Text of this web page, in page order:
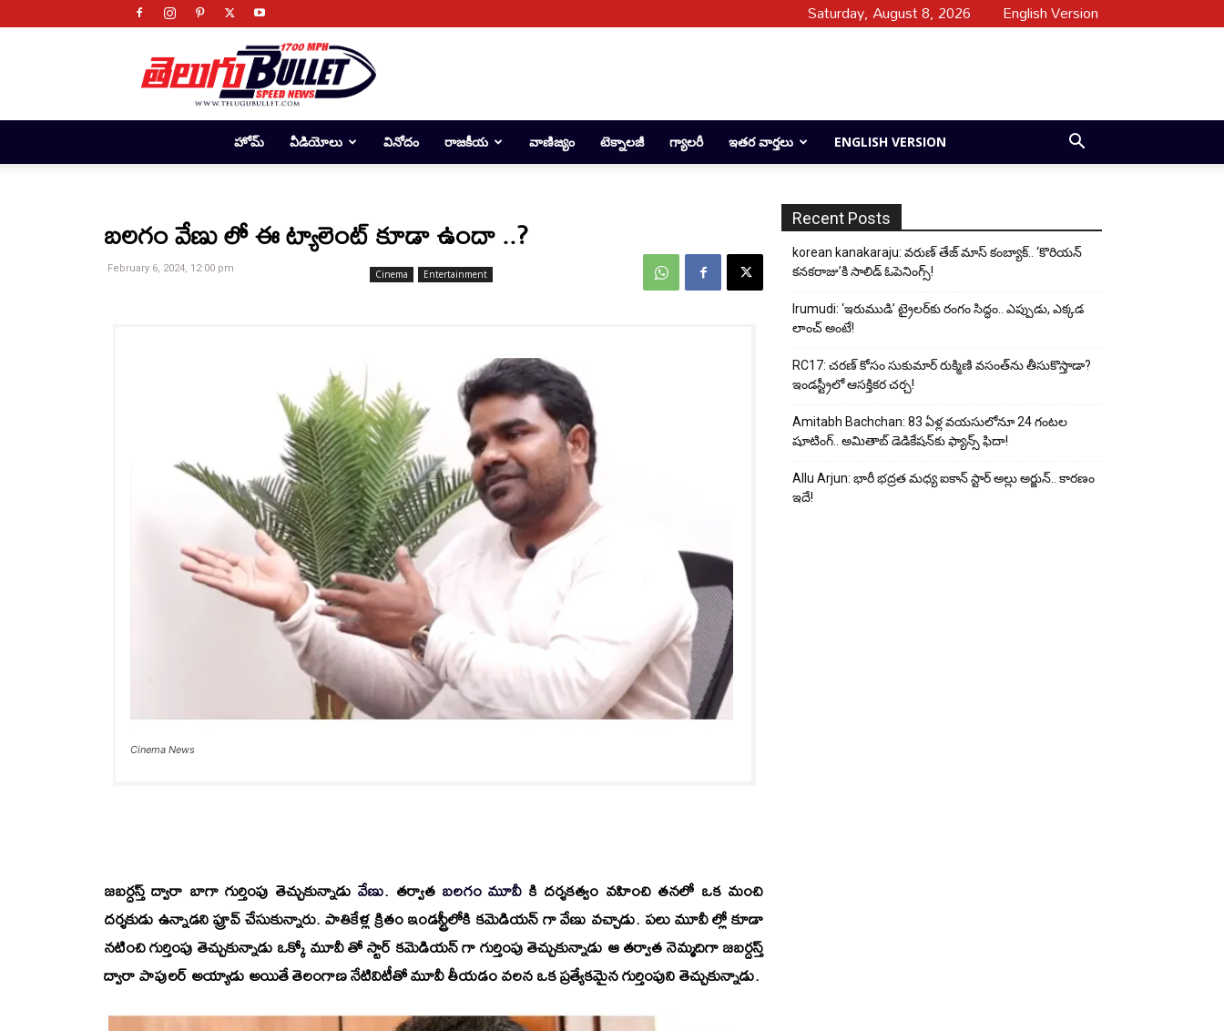
Saturday, August 8, 2026 English Version
Telugu
Bullet
హోమ్ వీడియోలు వినోదం రాజకీయ వాణిజ్యం టెక్నాలజీ గ్యాలరీ ఇతర వార్తలు ENGLISH VERSION
Cinema Entertainment
బలగం వేణు లో ఈ ట్యాలెంట్ కూడా ఉందా ..?
February 6, 2024, 12:00 pm
Cinema News
జబర్దస్త్ద్వారా బాగా గుర్తింపు తెచ్చుకున్నాడువేణు. తర్వాత బలగం మూవీ కి దర్శకత్వం వహించి తనలో ఒక మంచి
దర్శకుడు ఉన్నాడని ప్రూవ్ చేసుకున్నారు. పాతికేళ్ల క్రితం ఇండస్ట్రీలోకి కమెడియన్ గా వేణు వచ్చాడు. పలు మూవీ ల్లో కూడా
నటించి గుర్తింపు తెచ్చుకున్నాడు ఒక్కో మూవీ తో స్టార్ కమెడియన్ గా గుర్తింపు తెచ్చుకున్నాడు ఆ తర్వాత నెమ్మదిగాజబర్దస్త్
ద్వారా పాపులర్ అయ్యాడు అయితేతెలంగాణనేటివిటీతో మూవీ తీయడం వలన ఒక ప్రత్యేకమైన గుర్తింపుని తెచ్చుకున్నాడు.
Recent Posts
korean kanakaraju: వరుణ్ తేజ్ మాస్ కంబ్యాక్.. ‘కొరియన్
కనకరాజు’కి సాలిడ్ ఓపెనింగ్స్!
Irumudi: ‘ఇరుముడి’ ట్రైలర్‌కు రంగం సిద్ధం.. ఎప్పుడు, ఎక్కడ
లాంచ్ అంటే!
RC17: చరణ్ కోసం సుకుమార్ రుక్మిణి వసంత్‌ను తీసుకొస్తాడా?
ఇండస్ట్రీలో ఆసక్తికర చర్చ!
Amitabh Bachchan: 83 ఏళ్ల వయసులోనూ 24 గంటల
షూటింగ్.. అమితాబ్ డెడికేషన్‌కు ఫ్యాన్స్ ఫిదా!
Allu Arjun: భారీ భద్రత మధ్య ఐకాన్ స్టార్ అల్లు అర్జున్.. కారణం
ఇదే!